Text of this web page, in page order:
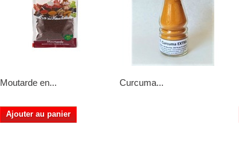
Moutarde en...
Ajouter au panier
Curcuma...